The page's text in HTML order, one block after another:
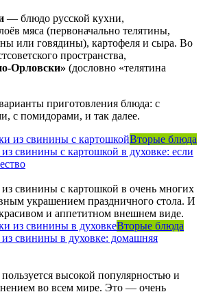
— блюдо русской кухни,
мяса (первоначально телятины,
или говядины), картофеля и сыра. Во
пространства,
Орловски» (дословно «телятина
приготовления блюда: с
с помидорами, и так далее.
Вторые блюда
свинины с картошкой в духовке: если
свинины с картошкой в очень многих
украшением праздничного стола. И
и аппетитном внешнем виде.
Вторые блюда
свинины в духовке: домашняя
высокой популярностью и
во всем мире. Это — очень